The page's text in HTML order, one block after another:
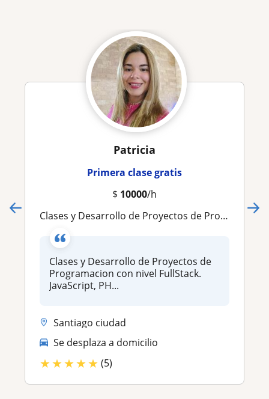
Patricia
Primera clase gratis
$ 10000/h
Clases y Desarrollo de Proyectos de Programacion con nivel FullStack. JavaScript, PHP, Python, Laravel, C
Clases y Desarrollo de Proyectos de
Programacion con nivel FullStack.
JavaScript, PH...
Santiago ciudad
Se desplaza a domicilio
★★★★★ (5)